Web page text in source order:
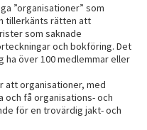
”organisationer” som
tillerkänts rätten att
som saknade
och bokföring. Det
ha över 100 medlemmar eller
att organisationer, med
och få organisations- och
för en trovärdig jakt- och